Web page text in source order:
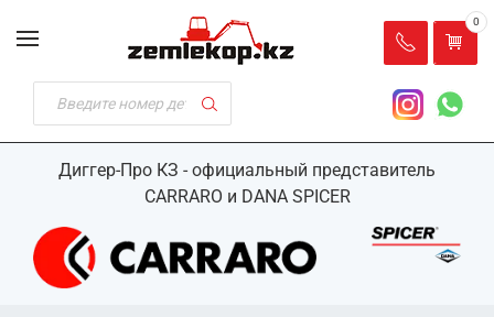
Диггер-Про КЗ - официальный представитель
CARRARO и DANA SPICER
0